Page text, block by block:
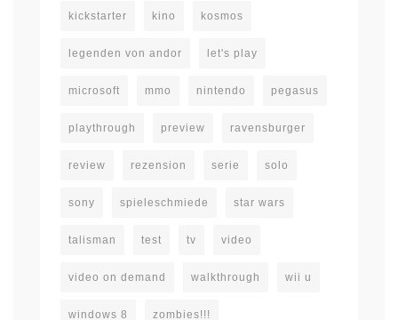
kickstarter kino kosmos
legenden von andor let's play
microsoft mmo nintendo pegasus
playthrough preview ravensburger
review rezension serie solo
sony spieleschmiede star wars
talisman test tv video
video on demand walkthrough wii u
windows 8 zombies!!!